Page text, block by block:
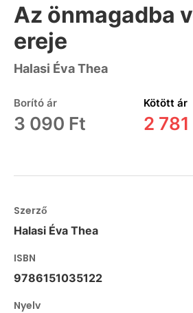
Az önmagadba
ereje
Halasi Éva Thea
Borító ár
3 090 Ft
Kötött ár
2
Szerző
Halasi Éva Thea
ISBN
9786151035122
Nyelv